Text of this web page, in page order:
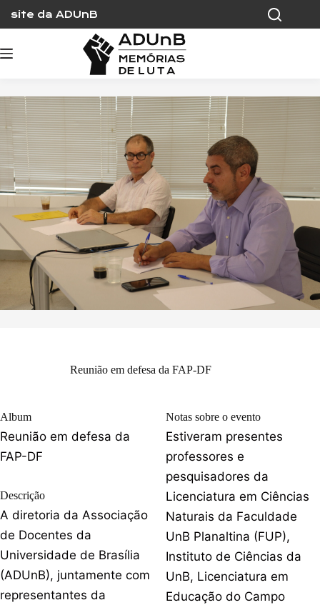
content
site da ADUnB
Reunião em defesa da FAP-DF
Album
Reunião em defesa da
FAP-DF
Descrição
A diretoria da Associação
de Docentes da
Universidade de Brasília
(ADUnB), juntamente com
representantes da
Notas sobre o evento
Estiveram presentes
professores e
pesquisadores da
Licenciatura em Ciências
Naturais da Faculdade
UnB Planaltina (FUP),
Instituto de Ciências da
UnB, Licenciatura em
Educação do Campo